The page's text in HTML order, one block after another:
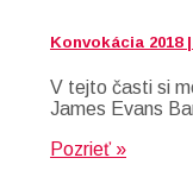
Konvokácia 2018
V tejto časti si
James Evans
Pozrieť »